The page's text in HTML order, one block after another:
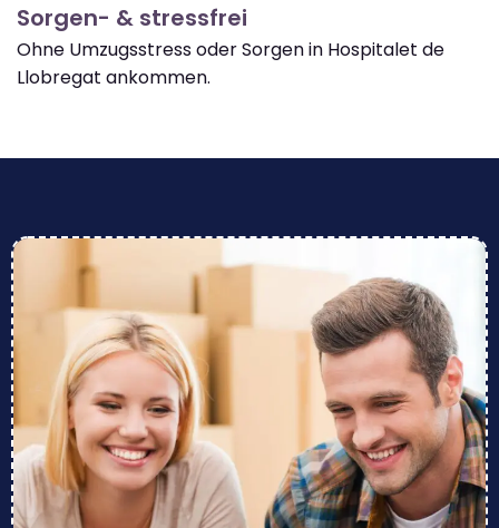
Sorgen- & stressfrei
Ohne Umzugsstress oder Sorgen in Hospitalet de
Llobregat ankommen.